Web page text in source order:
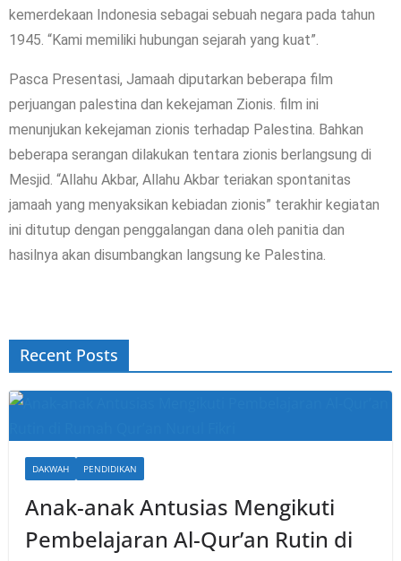
kemerdekaan Indonesia sebagai sebuah negara pada tahun
1945. “Kami memiliki hubungan sejarah yang kuat”.
Pasca Presentasi, Jamaah diputarkan beberapa film
perjuangan palestina dan kekejaman Zionis. film ini
menunjukan kekejaman zionis terhadap Palestina. Bahkan
beberapa serangan dilakukan tentara zionis berlangsung di
Mesjid. “Allahu Akbar, Allahu Akbar teriakan spontanitas
jamaah yang menyaksikan kebiadan zionis” terakhir kegiatan
ini ditutup dengan penggalangan dana oleh panitia dan
hasilnya akan disumbangkan langsung ke Palestina.
Recent Posts
DAKWAH PENDIDIKAN
Anak-anak Antusias Mengikuti
Pembelajaran Al-Qur’an Rutin di